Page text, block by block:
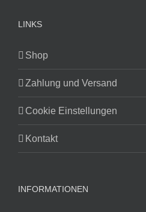
LINKS
Shop
Zahlung und Versand
Cookie Einstellungen
Kontakt
INFORMATIONEN